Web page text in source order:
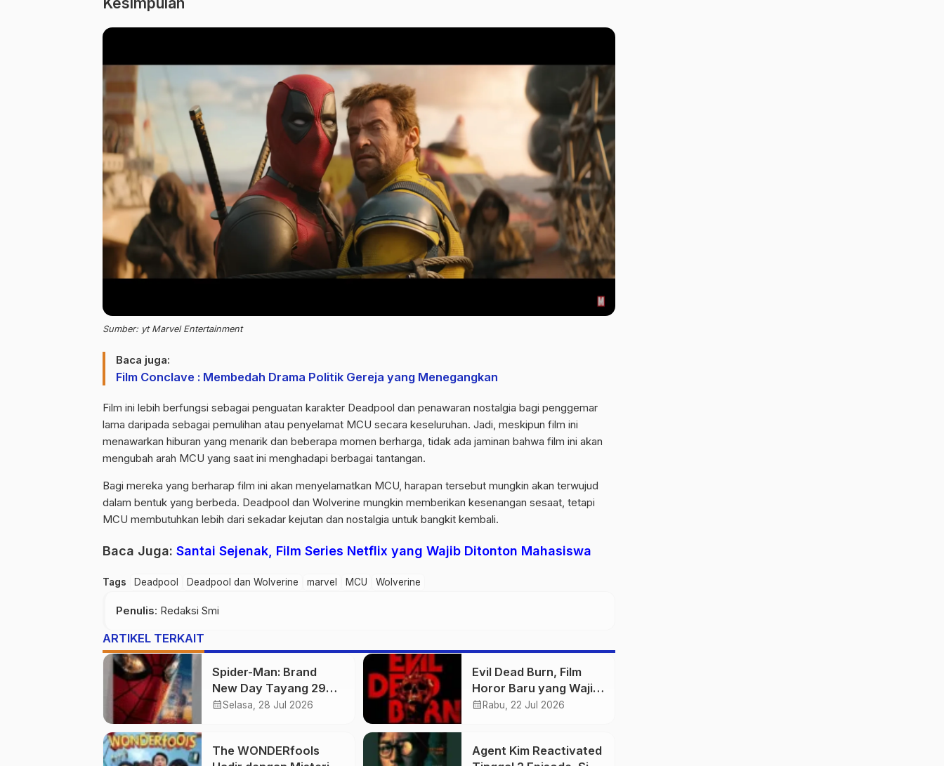
Sumber: yt Marvel Entertainment
Baca juga:
Film Conclave : Membedah Drama Politik Gereja yang Menegangkan
Film ini lebih berfungsi sebagai penguatan karakter Deadpool dan penawaran nostalgia bagi penggemar
lama daripada sebagai pemulihan atau penyelamat MCU secara keseluruhan. Jadi, meskipun film ini
menawarkan hiburan yang menarik dan beberapa momen berharga, tidak ada jaminan bahwa film ini akan
mengubah arah MCU yang saat ini menghadapi berbagai tantangan.
Bagi mereka yang berharap film ini akan menyelamatkan MCU, harapan tersebut mungkin akan terwujud
dalam bentuk yang berbeda. Deadpool dan Wolverine mungkin memberikan kesenangan sesaat, tetapi
MCU membutuhkan lebih dari sekadar kejutan dan nostalgia untuk bangkit kembali.
Baca Juga: Santai Sejenak, Film Series Netflix yang Wajib Ditonton Mahasiswa
Tags Deadpool Deadpool dan Wolverine marvel MCU Wolverine
Penulis: Redaksi Smi
ARTIKEL TERKAIT
Spider-Man: Brand
New Day Tayang 29
Juli 2026
calendar_monthSelasa, 28 Jul 2026
Evil Dead Burn, Film
Horor Baru yang Wajib
Ditonton
calendar_month Rabu, 22 Jul 2026
The WONDERfools
Agent Kim Reactivated